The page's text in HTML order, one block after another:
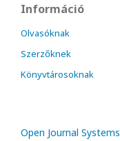
Információ
Olvasóknak
Szerzőknek
Könyvtárosoknak
Open Journal Systems